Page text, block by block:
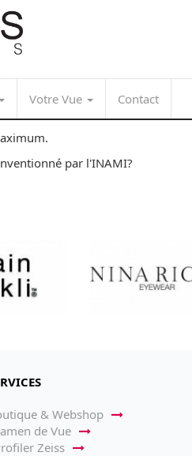
Votre Vue Contact
par l'INAMI?
& Webshop
de Vue
Zeiss